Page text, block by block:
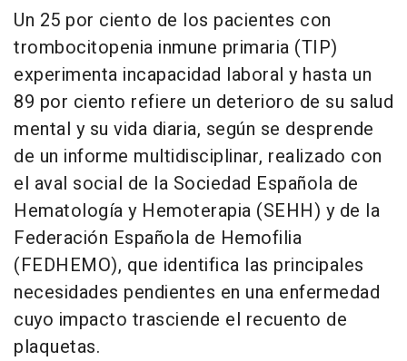
Un 25 por ciento de los pacientes con
trombocitopenia inmune primaria (TIP)
experimenta incapacidad laboral y hasta un
89 por ciento refiere un deterioro de su salud
mental y su vida diaria, según se desprende
de un informe multidisciplinar, realizado con
el aval social de la Sociedad Española de
Hematología y Hemoterapia (SEHH) y de la
Federación Española de Hemofilia
(FEDHEMO), que identifica las principales
necesidades pendientes en una enfermedad
cuyo impacto trasciende el recuento de
plaquetas.